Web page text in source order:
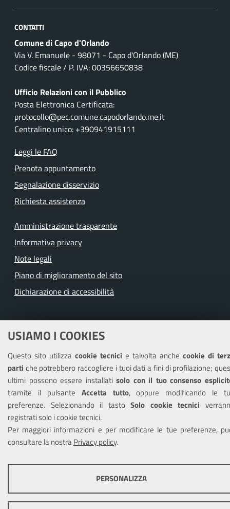
USIAMO I COOKIES
Questo sito utilizza cookie tecnici e talvolta anche cookie di
parti che potrebbero raccogliere i tuoi dati a fini di profilazione;
ultimi possono essere installatisolo con il tuo consenso
tramite il pulsante Accetta tutto, oppure modificando le
preferenze. Selezionando il tastoSolo cookie tecnici
registrati solo i cookie tecnici.
Per maggiori informazioni e per modificare le tue preferenze,
consultare la nostraPrivacy policy.
PERSONALIZZA
CONTATTI
Comune di Capo d'Orlando
Via V. Emanuele - 98071 - Capo d'Orlando (ME)
Codice fiscale / P. IVA: 00356650838
Ufficio Relazioni con il Pubblico
Posta Elettronica Certificata:
protocollo@pec.comune.capodorlando.me.it
Centralino unico: +390941915111
Leggi le FAQ
Prenota appuntamento
Segnalazione disservizio
Richiesta assistenza
Amministrazione trasparente
Informativa privacy
Note legali
Piano di miglioramento del sito
Dichiarazione di accessibilità
SEGUICI SU
FacebookYoutubeInstagram
Mappa del sito Cookie policy
Sito
precedente
Credits